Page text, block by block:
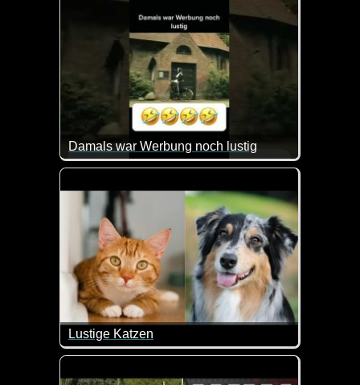
Damals war Werbung noch lustig
Okay, diese Werbung ist tatsächlich herrlich :-)
Lustige Katzen
Immer wieder einen Lacher wert die Katzen.